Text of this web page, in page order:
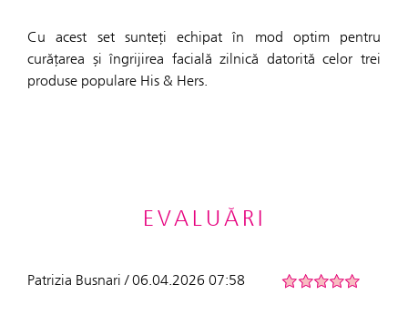
Cu acest set sunteți echipat în mod optim pentru
curățarea și îngrijirea facială zilnică datorită celor trei
produse populare His & Hers.
EVALUĂRI
Patrizia Busnari / 06.04.2026 07:58